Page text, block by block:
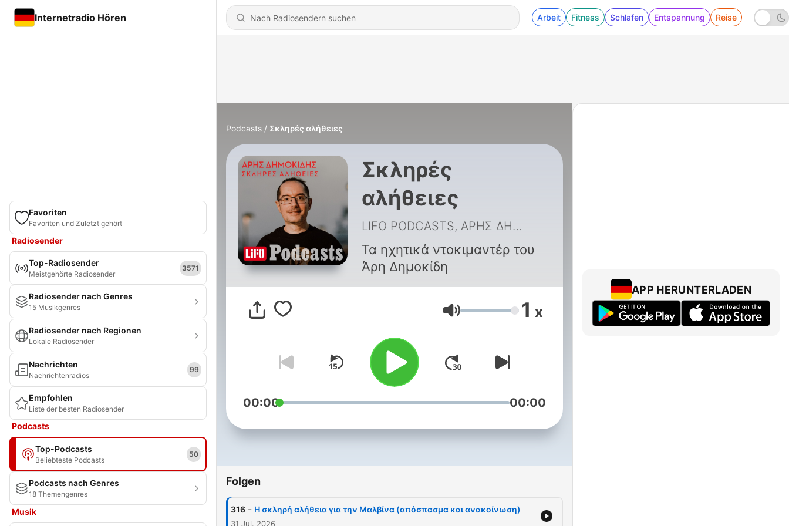
Internetradio Hören Arbeit Fitness Schlafen Entspannung Reise
Favoriten
Favoriten und Zuletzt gehört
Radiosender
Top-Radiosender
Meistgehörte Radiosender
3571
Radiosender nach Genres
15 Musikgenres
Radiosender nach Regionen
Lokale Radiosender
Nachrichten
Nachrichtenradios
99
Empfohlen
Liste der besten Radiosender
Podcasts
Top-Podcasts
Beliebteste Podcasts
50
Podcasts nach Genres
18 Themengenres
Musik
Podcasts Σκληρές αλήθειες
Σκληρές
αλήθειες
LIFO PODCASTS, ΑΡΗΣ ΔΗΜΟΚΙΔΗΣ
Τα ηχητικά ντοκιμαντέρ του
Άρη Δημοκίδη
Lautstärke 1 x
00:00 00:00
Folgen
316 - H σκληρή αλήθεια για την Μαλβίνα (απόσπασμα και ανακοίνωση)
31 Jul. 2026
APP HERUNTERLADEN